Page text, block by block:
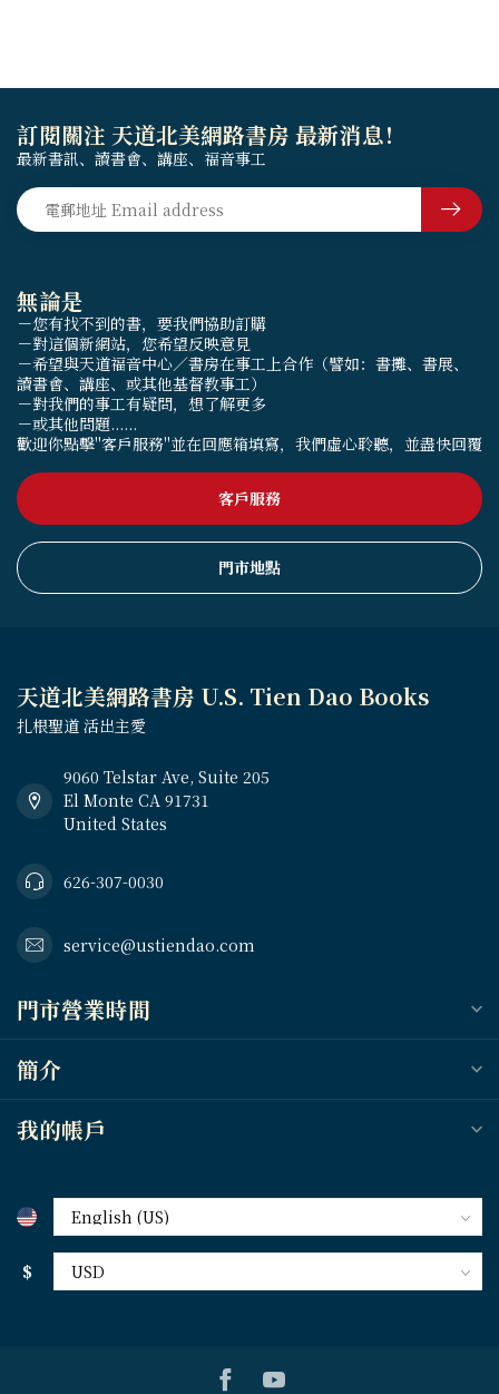
無論是
－您有找不到的書，要我們協助訂購
－對這個新網站，您希望反映意見
－希望與天道福音中心／書房在事工上合作（譬如：書攤、書展、
讀書會、講座、或其他基督教事工）
－對我們的事工有疑問，想了解更多
－或其他問題......
歡迎你點擊"客戶服務"並在回應箱填寫，我們虛心聆聽，並盡快回覆
客戶服務
門市地點
訂閱關注 天道北美網路書房 最新消息！
最新書訊、讀書會、講座、福音事工
天道北美網路書房 U.S. Tien Dao Books
扎根聖道 活出主愛
9060 Telstar Ave, Suite 205
El Monte CA 91731
United States
626-307-0030
service@ustiendao.com
門市營業時間
簡介
我的帳戶
$